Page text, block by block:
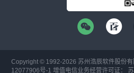
Copyright © 1992-2026 苏州浩辰软件股份
12077906号-1 增值电信业务经营许可证：